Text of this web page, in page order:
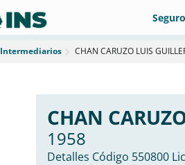
Intermediarios CHAN CARUZO LUIS
CHAN
1958
Detalles Código 550800